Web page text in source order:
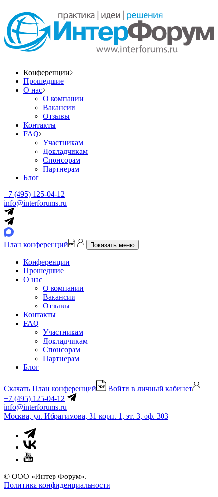
Конференции
Прошедшие
О нас
О компании
Вакансии
Отзывы
Контакты
FAQ
Участникам
Докладчикам
Спонсорам
Партнерам
Блог
+7 (495) 125-04-12
info@interforums.ru
План конференций Показать меню
Конференции
Прошедшие
О нас
О компании
Вакансии
Отзывы
Контакты
FAQ
Участникам
Докладчикам
Спонсорам
Партнерам
Блог
Скачать План конференций
Войти в личный кабинет
+7 (495) 125-04-12
info@interforums.ru
Москва, ул. Ибрагимова, 31 корп. 1, эт. 3, оф. 303
© ООО «Интер Форум».
Политика конфиденциальности